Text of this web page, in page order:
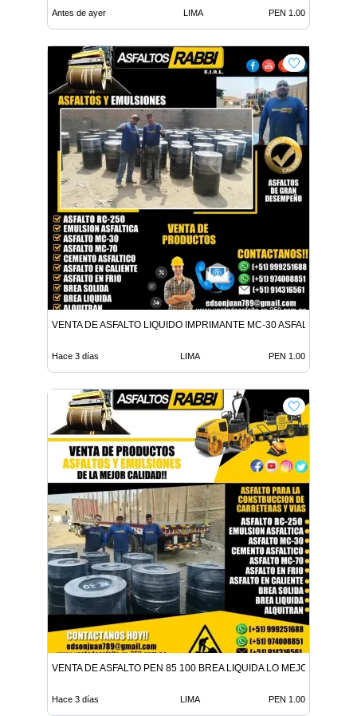
Antes de ayer LIMA PEN 1.00
VENTA DE ASFALTO LIQUIDO IMPRIMANTE MC-30 ASFALTO
Hace 3 días LIMA PEN 1.00
VENTA DE ASFALTO PEN 85 100 BREA LIQUIDA LO MEJOR EN ADITI
Hace 3 días LIMA PEN 1.00